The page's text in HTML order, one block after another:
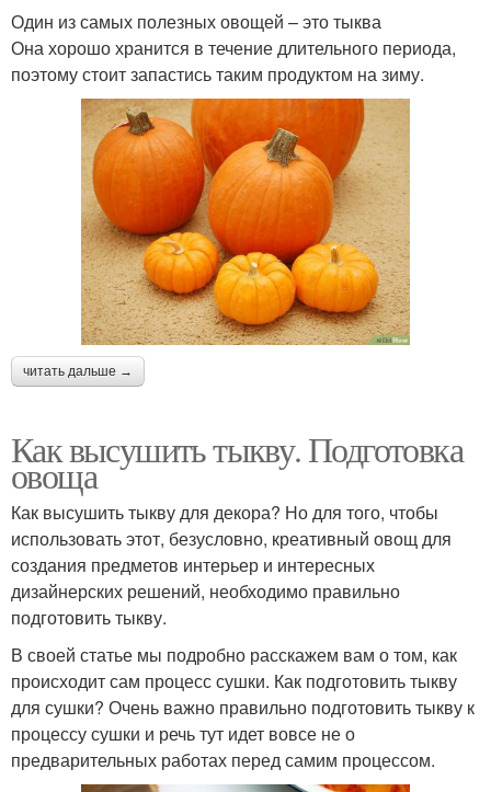
Один из самых полезных овощей – это тыква
Она хорошо хранится в течение длительного периода,
поэтому стоит запастись таким продуктом на зиму.
читать дальше →
Как высушить тыкву. Подготовка
овоща
Как высушить тыкву для декора? Но для того, чтобы
использовать этот, безусловно, креативный овощ для
создания предметов интерьер и интересных
дизайнерских решений, необходимо правильно
подготовить тыкву.
В своей статье мы подробно расскажем вам о том, как
происходит сам процесс сушки. Как подготовить тыкву
для сушки? Очень важно правильно подготовить тыкву к
процессу сушки и речь тут идет вовсе не о
предварительных работах перед самим процессом.